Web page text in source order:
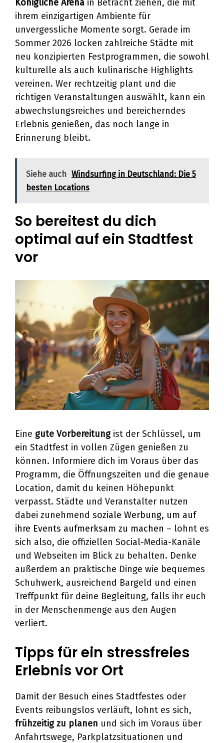
Königliche Arena in Betracht ziehen, die mit
ihrem einzigartigen Ambiente für
unvergessliche Momente sorgt. Gerade im
Sommer 2026 locken zahlreiche Städte mit
neu konzipierten Festprogrammen, die sowohl
kulturelle als auch kulinarische Highlights
vereinen. Wer rechtzeitig plant und die
richtigen Veranstaltungen auswählt, kann ein
abwechslungsreiches und bereicherndes
Erlebnis genießen, das noch lange in
Erinnerung bleibt.
Siehe auch Windsurfing in Deutschland: Die 5
besten Locations
So bereitest du dich
optimal auf ein Stadtfest
vor
Eine gute Vorbereitungist der Schlüssel, um
ein Stadtfest in vollen Zügen genießen zu
können. Informiere dich im Voraus über das
Programm, die Öffnungszeiten und die genaue
Location, damit du keinen Höhepunkt
verpasst. Städte und Veranstalter nutzen
dabei zunehmend soziale Werbung, um auf
ihre Events aufmerksam zu machen – lohnt es
sich also, die offiziellen Social-Media-Kanäle
und Webseiten im Blick zu behalten. Denke
außerdem an praktische Dinge wie bequemes
Schuhwerk, ausreichend Bargeld und einen
Treffpunkt für deine Begleitung, falls ihr euch
in der Menschenmenge aus den Augen
verliert.
Tipps für ein stressfreies
Erlebnis vor Ort
Damit der Besuch eines Stadtfestes oder
Events reibungslos verläuft, lohnt es sich,
frühzeitig zu planen und sich im Voraus über
Anfahrtswege, Parkplatzsituationen und